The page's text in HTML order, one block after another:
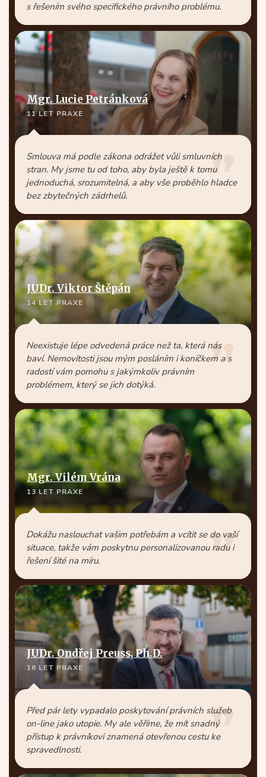
s řešením svého specifického právního problému.
Mgr. Lucie Petránková
11 LET PRAXE
Smlouva má podle zákona odrážet vůli smluvních
stran. My jsme tu od toho, aby byla ještě k tomu
jednoduchá, srozumitelná, a aby vše proběhlo hladce
bez zbytečných zádrhelů.
JUDr. Viktor Štěpán
14 LET PRAXE
Neexistuje lépe odvedená práce než ta, která nás
baví. Nemovitosti jsou mým posláním i koníčkem a s
radostí vám pomohu s jakýmkoliv právním
problémem, který se jich dotýká.
Mgr. Vilém Vrána
13 LET PRAXE
Dokážu naslouchat vašim potřebám a vcítit se do vaší
situace, takže vám poskytnu personalizovanou radu i
řešení šité na míru.
JUDr. Ondřej Preuss, Ph.D.
16 LET PRAXE
Před pár lety vypadalo poskytování právních služeb
on-line jako utopie. My ale věříme, že mít snadný
přístup k právníkovi znamená otevřenou cestu ke
spravedlnosti.